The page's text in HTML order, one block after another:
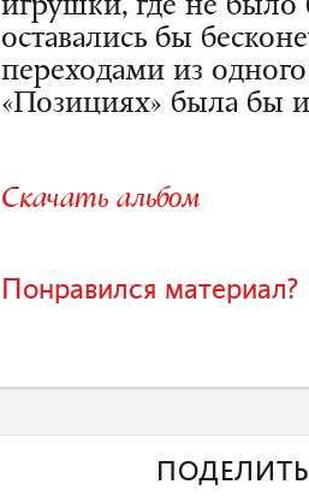
игрушки, где не
оставались бы
переходами из
«Позициях» была бы
Скачать альбом
Понравился